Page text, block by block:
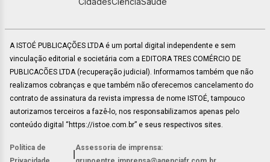
A ISTOÉ PUBLICAÇÕES LTDA é um portal digital independente e sem
vinculação editorial e societária com a EDITORA TRES COMÉRCIO DE
PUBLICACÕES LTDA (recuperação judicial). Informamos também que não
realizamos cobranças e que também não oferecemos cancelamento do
contrato de assinatura da revista impressa de nome ISTOÉ, tampouco
autorizamos terceiros a fazê-lo, nos responsabilizamos apenas pelo
conteúdo digital “https://istoe.com.br” e seus respectivos sites.
Política de
Assessoria de imprensa: